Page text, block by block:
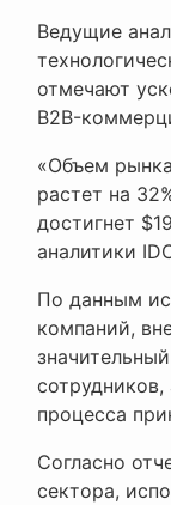
Ведущие
отмечают
B2B-
«Объем
растет на
достигнет
аналитики
По данным
компаний,
процесса
Согласно
сектора,